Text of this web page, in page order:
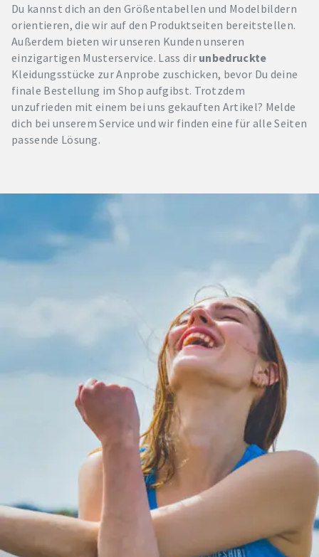
Du kannst dich an den Größentabellen und Modelbildern
orientieren, die wir auf den Produktseiten bereitstellen.
Außerdem bieten wir unseren Kunden unseren
einzigartigen Musterservice. Lass dir unbedruckte
Kleidungsstücke zur Anprobe zuschicken, bevor Du deine
finale Bestellung im Shop aufgibst. Trotzdem
unzufrieden mit einem bei uns gekauften Artikel? Melde
dich bei unserem Service und wir finden eine für alle Seiten
passende Lösung.